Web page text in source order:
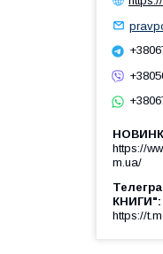
https://
m.ua/
КНИГИ"
https://